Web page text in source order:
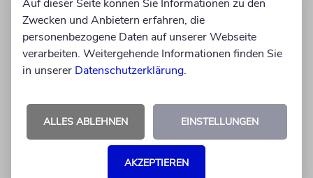
Felix Schotland, Vorstand der Synagogen-
Gemeinde Köln, an WDR-
Programmdirektorin Andrea Schafarczyk
gewandt. Wir dokumentieren das Schreiben
von Felix Schotland
07.08.2026
Auf dieser Seite können Sie Informationen zu den
Zwecken und Anbietern erfahren, die
personenbezogene Daten auf unserer Webseite
verarbeiten. Weitergehende Informationen finden Sie
in unserer Datenschutzerklärung.
ALLES ABLEHNEN EINSTELLUNGEN
AKZEPTIEREN